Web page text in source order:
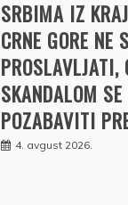
SRBIMA IZ
CRNE GORE NE
PROSLAVLJATI,
SKANDALOM
POZABAVITI
4. avgust 2026.